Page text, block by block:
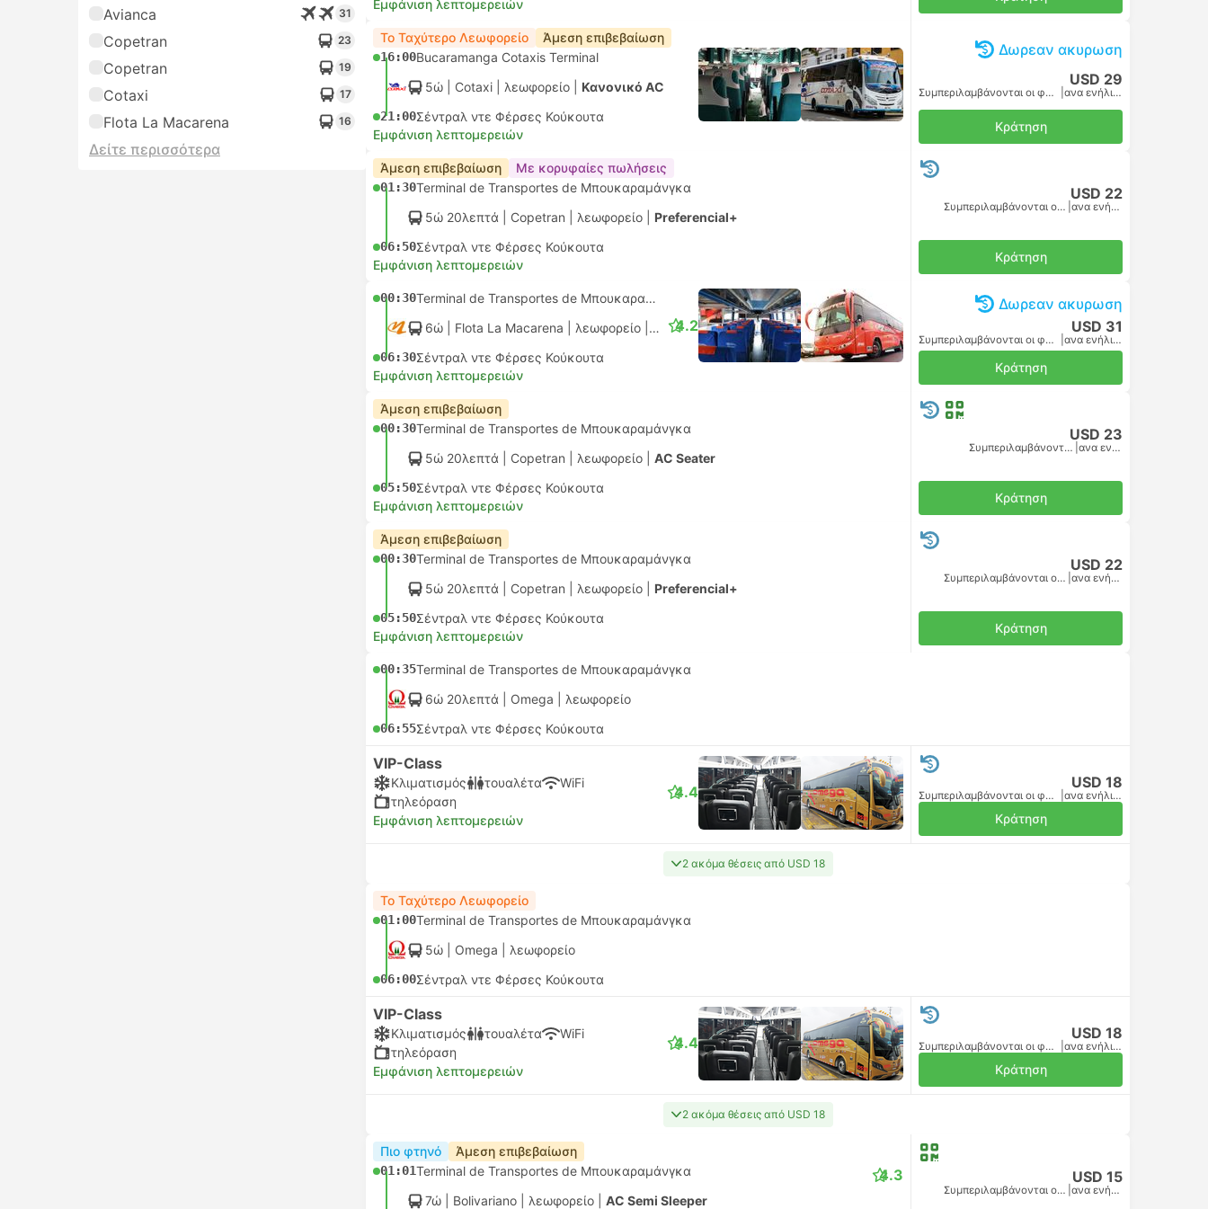
Avianca
31
Copetran 23
Copetran 19
Cotaxi 17
Flota La Macarena 16
Δείτε περισσότερα
Εμφάνιση λεπτομερειών
Το Ταχύτερο Λεωφορείο Άμεση επιβεβαίωση
16:00Bucaramanga Cotaxis Terminal
5ώ | Cotaxi λεωφορείο Κανονικό AC
21:00Σέντραλ ντε Φέρσες Κούκουτα
Εμφάνιση λεπτομερειών
Δωρεαν ακυρωση
USD 29
Συμπεριλαμβάνονται οι φόροι ανα ενήλικα
Κράτηση
Άμεση επιβεβαίωση Με κορυφαίες πωλήσεις
01:30Terminal de Transportes de Μπουκαραμάνγκα
5ώ 20λεπτά | Copetran λεωφορείο Preferencial+
06:50Σέντραλ ντε Φέρσες Κούκουτα
Εμφάνιση λεπτομερειών
USD 22
Συμπεριλαμβάνονται οι φόροι | ανα ενήλικα
Κράτηση
00:30
Terminal de Transportes de Μπουκαραμάνγκα
6ώ | Flota La Macarena λεωφορείο Tourist AC
06:30Σέντραλ ντε Φέρσες Κούκουτα
4.2
Εμφάνιση λεπτομερειών
Δωρεαν ακυρωση
USD 31
Συμπεριλαμβάνονται οι φόροι ανα ενήλικα
Κράτηση
Άμεση επιβεβαίωση
00:30Terminal de Transportes de Μπουκαραμάνγκα
5ώ 20λεπτά | Copetran λεωφορείο AC Seater
05:50Σέντραλ ντε Φέρσες Κούκουτα
Εμφάνιση λεπτομερειών
USD 23
Συμπεριλαμβάνονται οι φόροι | ανα ενήλικα
Κράτηση
Άμεση επιβεβαίωση
00:30Terminal de Transportes de Μπουκαραμάνγκα
5ώ 20λεπτά | Copetran λεωφορείο Preferencial+
05:50Σέντραλ ντε Φέρσες Κούκουτα
Εμφάνιση λεπτομερειών
USD 22
Συμπεριλαμβάνονται οι φόροι | ανα ενήλικα
Κράτηση
00:35Terminal de Transportes de Μπουκαραμάνγκα
6ώ 20λεπτά | Omega λεωφορείο
06:55Σέντραλ ντε Φέρσες Κούκουτα
VIP-Class
Κλιματισμός τουαλέτα
WiFi
τηλεόραση
Εμφάνιση λεπτομερειών
4.4
USD 18
Συμπεριλαμβάνονται οι φόροι ανα ενήλικα
Κράτηση
2 ακόμα θέσεις από USD 18
Το Ταχύτερο Λεωφορείο
01:00Terminal de Transportes de Μπουκαραμάνγκα
5ώ | Omega λεωφορείο
06:00Σέντραλ ντε Φέρσες Κούκουτα
VIP-Class
Κλιματισμός τουαλέτα
WiFi
τηλεόραση
Εμφάνιση λεπτομερειών
4.4
USD 18
Συμπεριλαμβάνονται οι φόροι ανα ενήλικα
Κράτηση
2 ακόμα θέσεις από USD 18
Πιο φτηνό Άμεση επιβεβαίωση
01:01Terminal de Transportes de Μπουκαραμάνγκα
7ώ | Bolivariano λεωφορείο AC Semi Sleeper
4.3 USD 15
Συμπεριλαμβάνονται οι φόροι | ανα ενήλικα